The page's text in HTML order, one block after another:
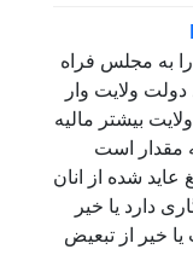
را به مجلس فراه
ولایت وار
بیشتر مالیه
مقدار است
شده از انان
دارد یا خیر
خیر از تبعیض